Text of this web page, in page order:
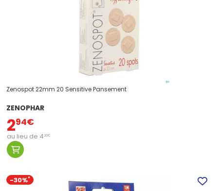
Zenospot 22mm 20 Sensitive Pansement
ZENOPHAR
294€
au lieu de 420€
-30%*